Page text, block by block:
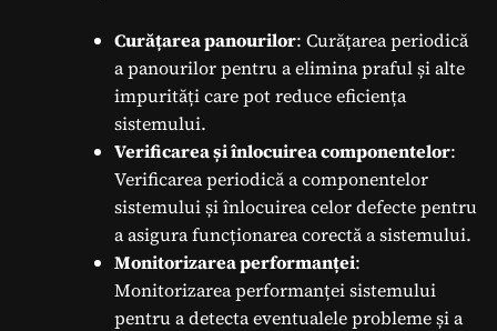
Curățarea panourilor: Curățarea periodică
a panourilor pentru a elimina praful și alte
impurități care pot reduce eficiența
sistemului.
Verificarea și înlocuirea componentelor:
Verificarea periodică a componentelor
sistemului și înlocuirea celor defecte pentru
a asigura funcționarea corectă a sistemului.
Monitorizarea performanței:
Monitorizarea performanței sistemului
pentru a detecta eventualele probleme și a